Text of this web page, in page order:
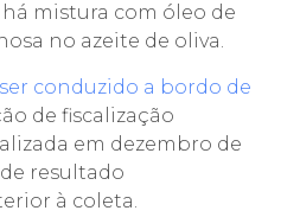
há mistura com óleo de
no azeite de oliva.
conduzido a bordo de
de fiscalização
em dezembro de
resultado
à coleta.